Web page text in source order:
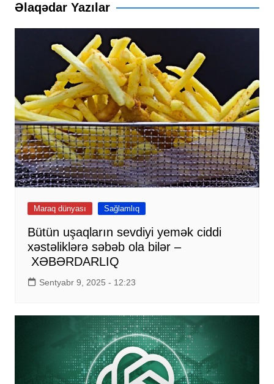
Əlaqədar Yazılar
Maraq dünyası Sağlamlıq
Bütün uşaqların sevdiyi yemək ciddi
xəstəliklərə səbəb ola bilər –
XƏBƏRDARLIQ
Sentyabr 9, 2025 - 12:23